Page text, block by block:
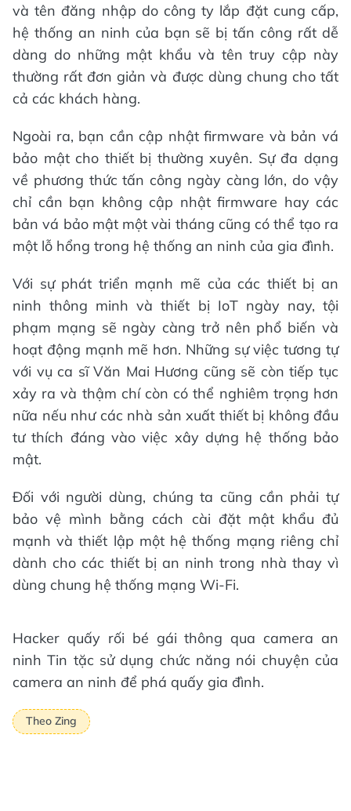
và tên đăng nhập do công ty lắp đặt cung cấp,
hệ thống an ninh của bạn sẽ bị tấn công rất dễ
dàng do những mật khẩu và tên truy cập này
thường rất đơn giản và được dùng chung cho tất
cả các khách hàng.
Ngoài ra, bạn cần cập nhật firmware và bản vá
bảo mật cho thiết bị thường xuyên. Sự đa dạng
về phương thức tấn công ngày càng lớn, do vậy
chỉ cần bạn không cập nhật firmware hay các
bản vá bảo mật một vài tháng cũng có thể tạo ra
một lỗ hổng trong hệ thống an ninh của gia đình.
Với sự phát triển mạnh mẽ của các thiết bị an
ninh thông minh và thiết bị IoT ngày nay, tội
phạm mạng sẽ ngày càng trở nên phổ biến và
hoạt động mạnh mẽ hơn. Những sự việc tương tự
với vụ ca sĩ Văn Mai Hương cũng sẽ còn tiếp tục
xảy ra và thậm chí còn có thể nghiêm trọng hơn
nữa nếu như các nhà sản xuất thiết bị không đầu
tư thích đáng vào việc xây dựng hệ thống bảo
mật.
Đối với người dùng, chúng ta cũng cần phải tự
bảo vệ mình bằng cách cài đặt mật khẩu đủ
mạnh và thiết lập một hệ thống mạng riêng chỉ
dành cho các thiết bị an ninh trong nhà thay vì
dùng chung hệ thống mạng Wi-Fi.
Hacker quấy rối bé gái thông qua camera an
ninh Tin tặc sử dụng chức năng nói chuyện của
camera an ninh để phá quấy gia đình.
Theo Zing